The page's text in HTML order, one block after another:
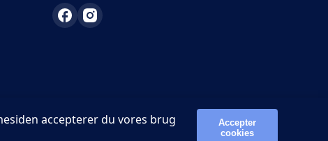
accepterer du vores brug
Accepter
cookies